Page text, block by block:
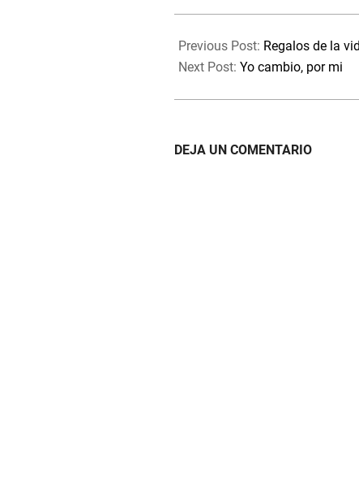
07-
05
Previous Post: Regalos de la
Next Post: Yo cambio, por mi
DEJA UN COMENTARIO